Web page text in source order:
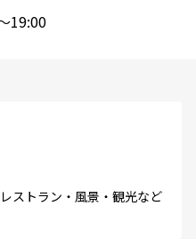
19:00
ストラン・風景・観光など